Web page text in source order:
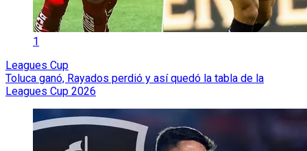
1
Leagues Cup
Toluca ganó, Rayados perdió y así quedó la tabla de la
Leagues Cup 2026